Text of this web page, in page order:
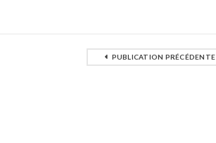
PUBLICATION PRÉCÉDENTE